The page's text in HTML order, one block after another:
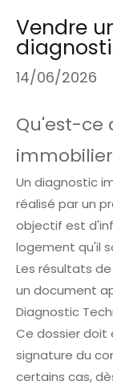
Vendre
14/06/2026
Qu'est-ce
Un diagnostic
réalisé par un
objectif est
logement qu'il
Les résultats
un document
Diagnostic
Ce dossier doit
signature du
certains cas,